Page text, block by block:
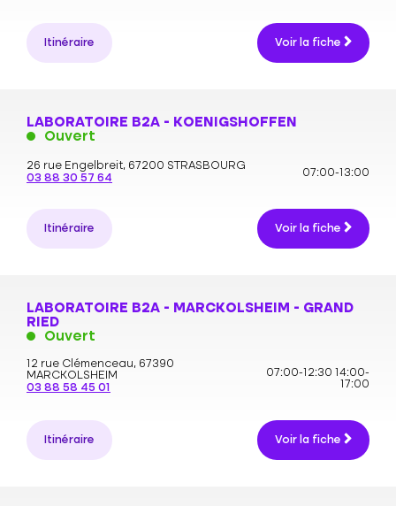
Itinéraire Voir la fiche
LABORATOIRE B2A - KOENIGSHOFFEN
Ouvert
26 rue Engelbreit, 67200 STRASBOURG
03 88 30 57 64
07:00-13:00
Itinéraire Voir la fiche
LABORATOIRE B2A - MARCKOLSHEIM - GRAND
RIED
Ouvert
12 rue Clémenceau, 67390
MARCKOLSHEIM
03 88 58 45 01
07:00-12:30
14:00-
17:00
Itinéraire Voir la fiche